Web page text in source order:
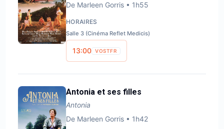
De Marleen Gorris • 1h55
HORAIRES
Salle 3 (Cinéma Reflet Medicis)
13:00 VOSTFR
Antonia et ses filles
Antonia
De Marleen Gorris • 1h42